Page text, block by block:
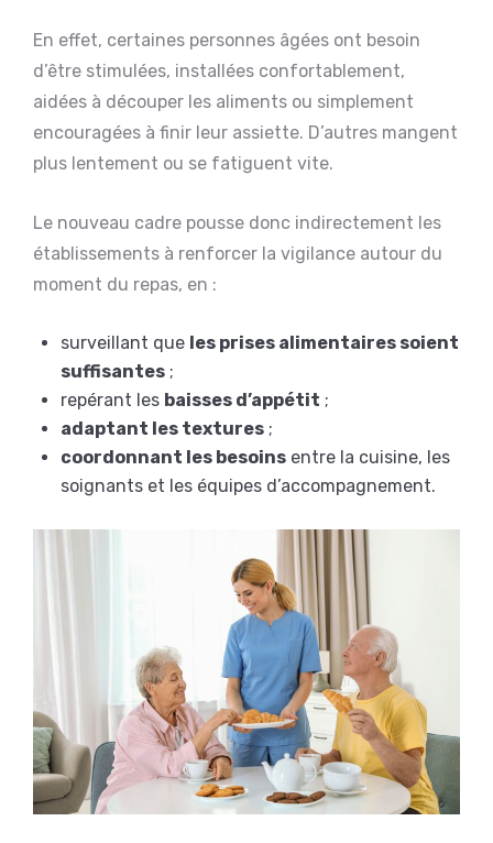
En effet, certaines personnes âgées ont besoin
d’être stimulées, installées confortablement,
aidées à découper les aliments ou simplement
encouragées à finir leur assiette. D’autres mangent
plus lentement ou se fatiguent vite.
Le nouveau cadre pousse donc indirectement les
établissements à renforcer la vigilance autour du
moment du repas, en :
surveillant que les prises alimentaires soient
suffisantes ;
repérant les baisses d’appétit ;
adaptant les textures ;
coordonnant les besoins entre la cuisine, les
soignants et les équipes d’accompagnement.